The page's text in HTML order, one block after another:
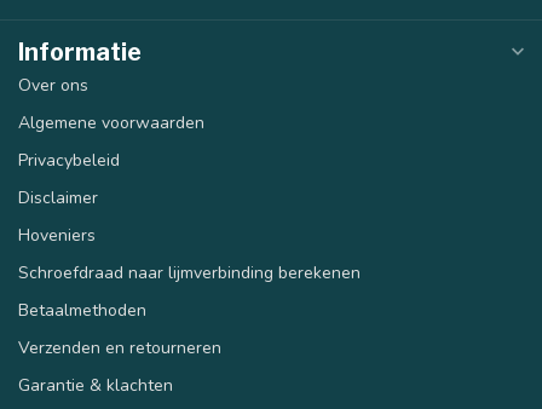
Informatie
Over ons
Algemene voorwaarden
Privacybeleid
Disclaimer
Hoveniers
Schroefdraad naar lijmverbinding berekenen
Betaalmethoden
Verzenden en retourneren
Garantie & klachten